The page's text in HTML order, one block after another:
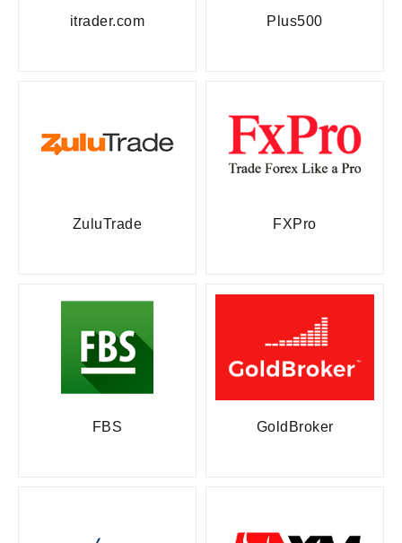
itrader.com Plus500
ZuluTrade FXPro
FBS GoldBroker